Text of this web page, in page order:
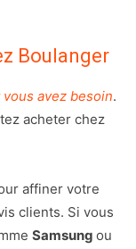
Boulanger
avez besoin.
acheter chez
affiner votre
clients. Si vous
Samsung ou